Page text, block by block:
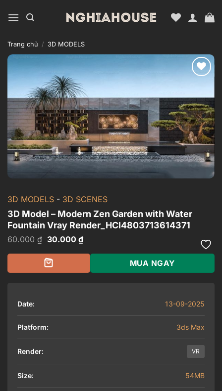
qua
dung
Trang chủ / 3D MODELS
3D MODELS - 3D SCENES
3D Model – Modern Zen Garden with Water
Fountain Vray Render_HCI4803713614371
60.000₫ Giá
là:
60.000 ₫.
30.000 ₫Giá
hiện
tại
30.000 ₫.
MUA NGAY
Date: 13-09-2025
Platform: 3ds Max
Render: VR
Size: 54MB